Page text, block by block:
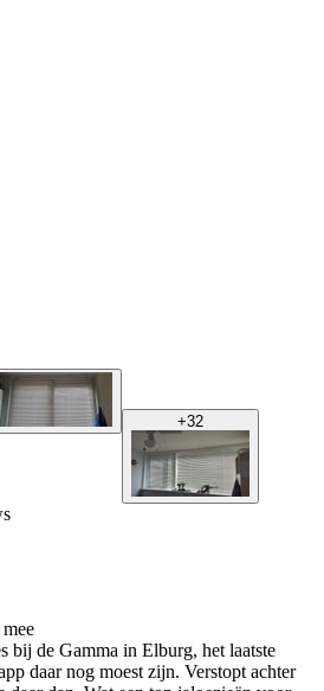
+32
bij de Gamma in Elburg, het laatste
daar nog moest zijn. Verstopt achter